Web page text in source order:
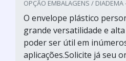
OPÇÃO EMBALAGENS / DIADEMA
O envelope plástico
grande versatilidade e
poder ser útil em
aplicações.Solicite já seu